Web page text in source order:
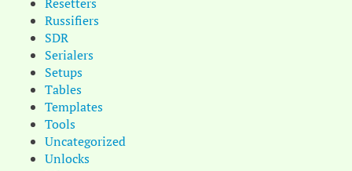
Russifiers
SDR
Serialers
Setups
Tables
Templates
Tools
Uncategorized
Unlocks